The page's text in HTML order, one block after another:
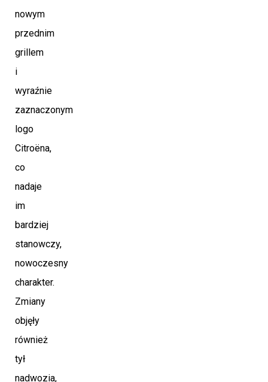
nowym
przednim
grillem
i
wyraźnie
zaznaczonym
logo
Citroëna,
co
nadaje
im
bardziej
stanowczy,
nowoczesny
charakter.
Zmiany
objęły
również
tył
nadwozia,